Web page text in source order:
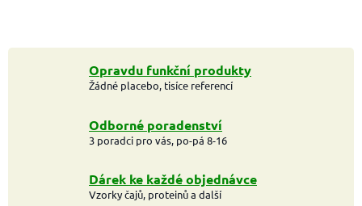
Opravdu funkční produkty
Žádné placebo, tisíce referencí
Odborné poradenství
3 poradci pro vás, po-pá 8-16
Dárek ke každé objednávce
Vzorky čajů, proteinů a další